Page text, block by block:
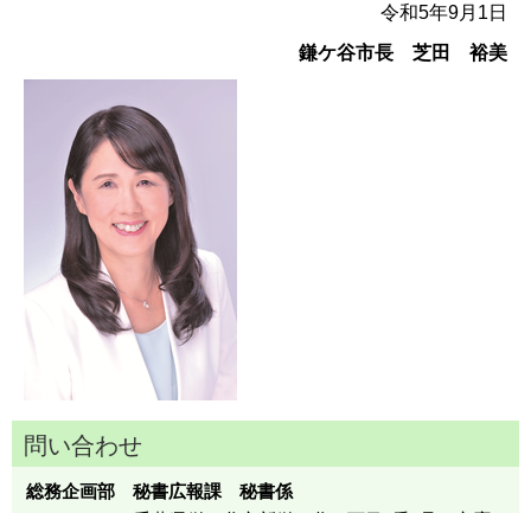
令和5年9月1日
鎌ケ谷市長 芝田 裕美
問い合わせ
総務企画部 秘書広報課 秘書係